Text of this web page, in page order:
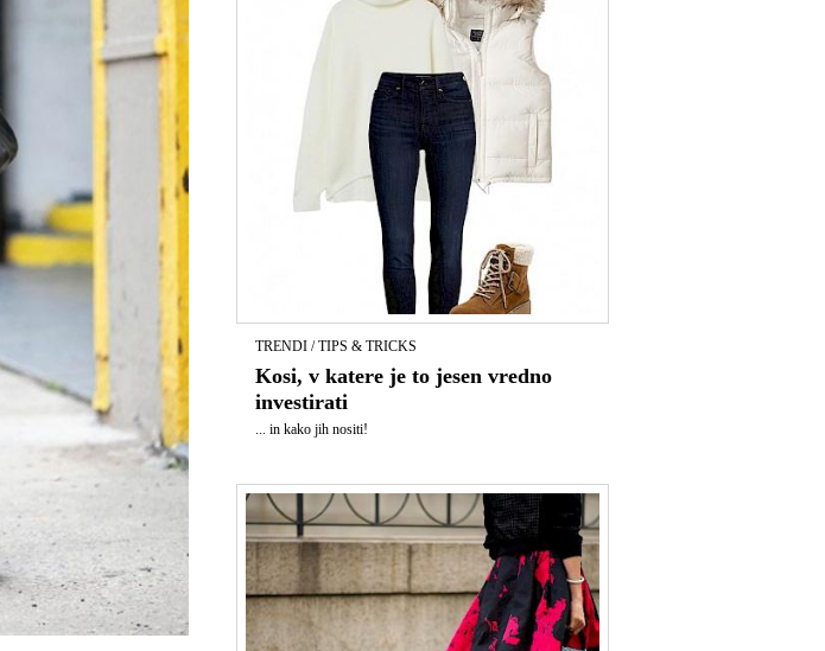
TRENDI / TIPS & TRICKS
Kosi, v katere je to jesen vredno
investirati
... in kako jih nositi!